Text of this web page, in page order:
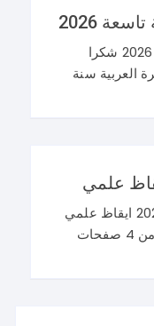
2026
اصلاح مناظرة العربية سنة تاسعة 2026 شكرا
العربية سنة
اليكم امتحان مناظرة السيزيام 2026 ايقاظ علمي
في تونس . و يتكون نص الامتحان من 4 صفحات